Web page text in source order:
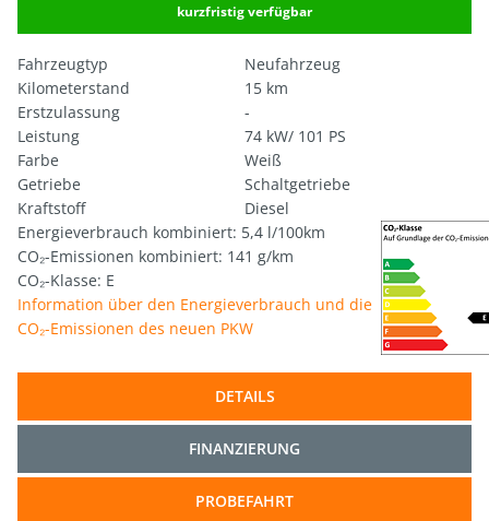
kurzfristig verfügbar
Fahrzeugtyp
Neufahrzeug
Kilometerstand
15 km
Erstzulassung
-
Leistung
74 kW/ 101 PS
Farbe
Weiß
Getriebe
Schaltgetriebe
Kraftstoff
Diesel
Energieverbrauch kombiniert: 5,4 l/100km
CO₂-Emissionen kombiniert: 141 g/km
CO₂-Klasse: E
Information über den Energieverbrauch und die
CO₂-Emissionen des neuen PKW
DETAILS
FINANZIERUNG
PROBEFAHRT